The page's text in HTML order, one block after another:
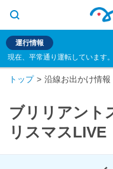
運行情報
現在、平常通り運転しています。
トップ 沿線お出かけ情報
ブリリアント
リスマスLIVE